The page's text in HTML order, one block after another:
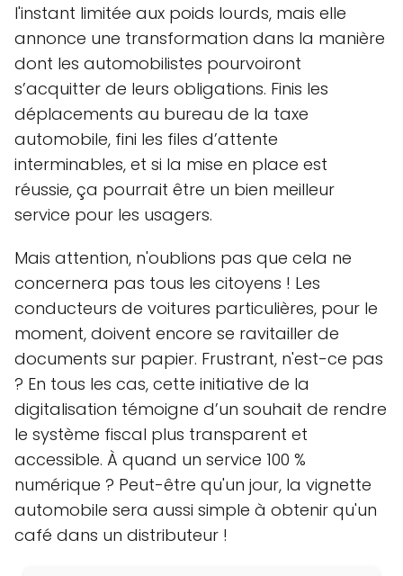
l'instant limitée aux poids lourds, mais elle
annonce une transformation dans la manière
dont les automobilistes pourvoiront
s’acquitter de leurs obligations. Finis les
déplacements au bureau de la taxe
automobile, fini les files d’attente
interminables, et si la mise en place est
réussie, ça pourrait être un bien meilleur
service pour les usagers.
Mais attention, n'oublions pas que cela ne
concernera pas tous les citoyens ! Les
conducteurs de voitures particulières, pour le
moment, doivent encore se ravitailler de
documents sur papier. Frustrant, n'est-ce pas
? En tous les cas, cette initiative de la
digitalisation témoigne d’un souhait de rendre
le système fiscal plus transparent et
accessible. À quand un service 100 %
numérique ? Peut-être qu'un jour, la vignette
automobile sera aussi simple à obtenir qu'un
café dans un distributeur !